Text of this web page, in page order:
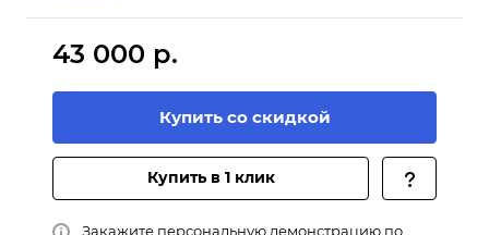
43 000 р.
Купить со скидкой
Купить в 1 клик
Закажите персональную демонстрацию по